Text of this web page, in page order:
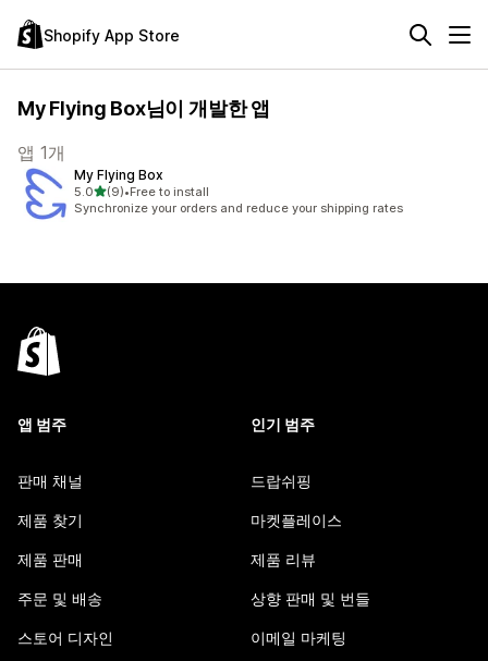
Shopify App Store
My Flying Box님이 개발한 앱
앱 1개
My Flying Box
5.0별 5개 중
(9)
총 리뷰 9개
•Free to install
Synchronize your orders and reduce your shipping rates
앱 범주
판매 채널
제품 찾기
제품 판매
주문 및 배송
스토어 디자인
인기 범주
드랍쉬핑
마켓플레이스
제품 리뷰
상향 판매 및 번들
이메일 마케팅